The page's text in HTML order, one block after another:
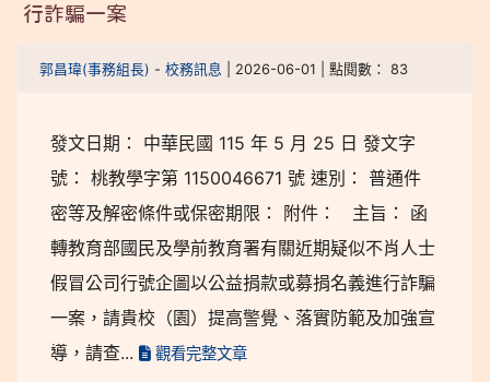
行詐騙一案
郭昌瑋(事務組長) - 校務訊息 | 2026-06-01 | 點閱數： 83
發文日期： 中華民國 115 年 5 月 25 日 發文字
號： 桃教學字第 1150046671 號 速別： 普通件
密等及解密條件或保密期限： 附件： 主旨： 函
轉教育部國民及學前教育署有關近期疑似不肖人士
假冒公司行號企圖以公益捐款或募捐名義進行詐騙
一案，請貴校（園）提高警覺、落實防範及加強宣
導，請查...
觀看完整文章